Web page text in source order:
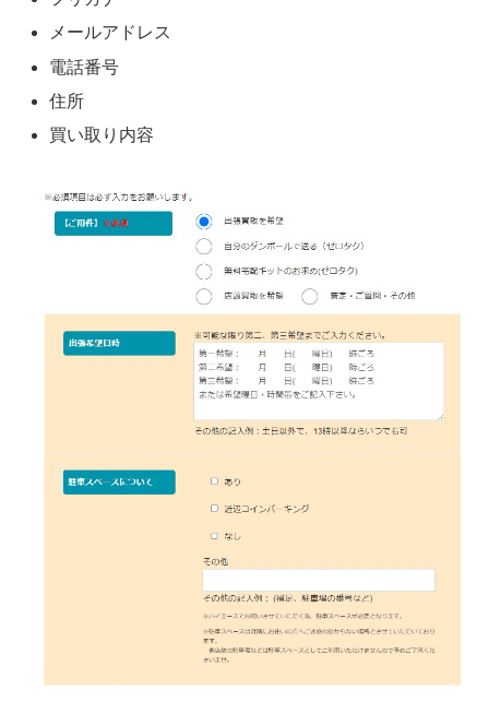
メールアドレス
電話番号
住所
買い取り内容